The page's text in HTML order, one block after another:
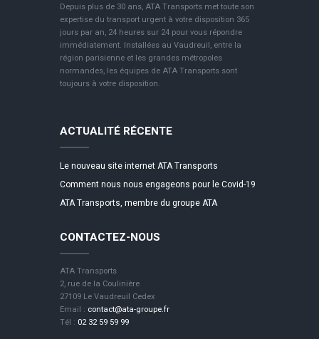
Depuis plus de 30 ans, ATA Transports met toute son
expertise du transport urgent à votre disposition 365
jours par an, 24 heures sur 24 pour vous répondre
immédiatement. Installées au Vaudreuil, entre la
région parisienne et les grandes métropoles
normandes, les équipes de ATA Transports sont
toujours à votre disposition.
ACTUALITÉ RÉCENTE
Le nouveau site internet ATA Transports
Comment nous nous engageons pour le Covid-19
ATA Transports, membre du groupe ATA
CONTACTEZ-NOUS
ATA Transports
2, rue de la Coulinière
27109 Le Vaudreuil Cedex
Email : contact@ata-groupe.fr
Tél : 02 32 59 59 99